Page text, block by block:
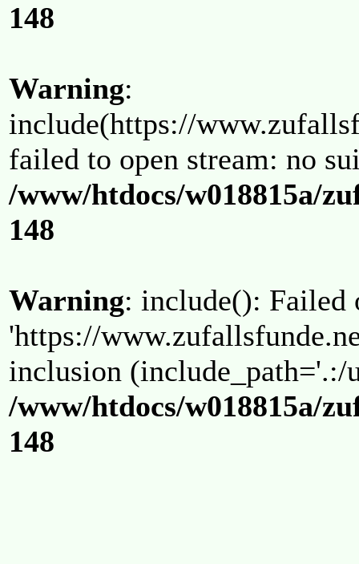
148
Warning:
include(https://
failed to open stream: no
/www/htdocs/w018815a/
148
Warning: include(): Failed
'https://
inclusion (include_path='.:/
/www/htdocs/w018815a/
148